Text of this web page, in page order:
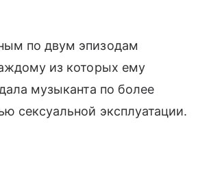
по двум эпизодам
из которых ему
музыканта по более
сексуальной эксплуатации.